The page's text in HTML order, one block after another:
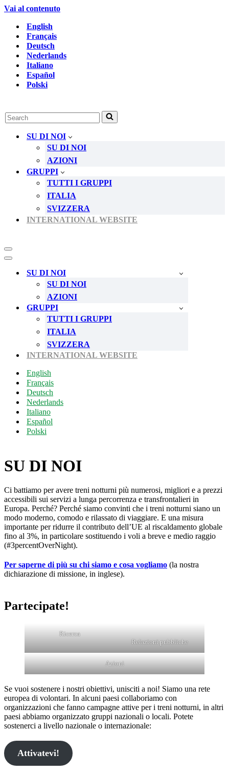
Vai al contenuto
English
Français
Deutsch
Nederlands
Italiano
Español
Polski
Ricerca
per
SU DI NOI
SU DI NOI
AZIONI
GRUPPI
TUTTI I GRUPPI
ITALIA
SVIZZERA
INTERNATIONAL WEBSITE
Menu
di
Menu
navigazioneSU DI NOI
SU DI NOI
AZIONI
GRUPPI
TUTTI I GRUPPI
ITALIA
SVIZZERA
INTERNATIONAL WEBSITE
English
Français
Deutsch
Nederlands
Italiano
Español
Polski
SU DI NOI
Ci battiamo per avere treni notturni più numerosi, migliori e a prezzi
accessibili sui servizi a lunga percorrenza e transfrontalieri in
Europa. Perché? Perché siamo convinti che i treni notturni siano un
modo moderno, comodo e rilassato di viaggiare. E una misura
importante per ridurre il contributo dell’UE al riscaldamento globale
fino al 3%, in particolare sostituendo i voli a breve e medio raggio
(#3percentOverNight).
Per saperne di più su chi siamo e cosa vogliamo (la nostra
dichiarazione di missione, in inglese).
Partecipate!
Ricerca
Relazioni pubbliche
Azioni
Se vuoi sostenere i nostri obiettivi, unisciti a noi! Siamo una rete
europea di volontari. In alcuni paesi collaboriamo con
organizzazioni che fanno campagne attive per i treni notturni, in altri
paesi abbiamo organizzato gruppi nazionali o locali. Potete
sostenerci a livello nazionale o internazionale:
Attivatevi!